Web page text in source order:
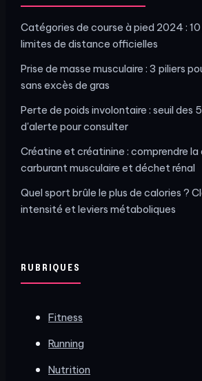
Catégories de course à pied 2024 :
limites de distance officielles
Prise de masse musculaire : 3 piliers
sans excès de gras
Perte de poids involontaire : seuil des
d'alerte pour consulter
Créatine et créatinine : comprendre
carburant musculaire et déchet rénal
Quel sport brûle le plus de calories ?
intensité et leviers métaboliques
RUBRIQUES
Fitness
Running
Nutrition